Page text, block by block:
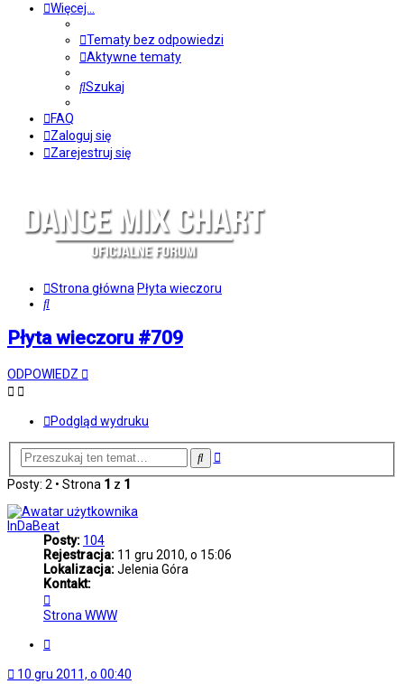
Więcej…
Tematy bez odpowiedzi
Aktywne tematy
Szukaj
FAQ
Zaloguj się
Zarejestruj się
Strona główna Płyta wieczoru
Szukaj
Płyta wieczoru #709
ODPOWIEDZ
Podgląd wydruku
SzukajWyszukiwanie
Posty: 2 • Strona 1 z 1
InDaBeat
Posty: 104
Rejestracja: 11 gru 2010, o 15:06
Lokalizacja:Jelenia Góra
Kontakt:
się
z
Strona WWW
10 gru 2011, o 00:40